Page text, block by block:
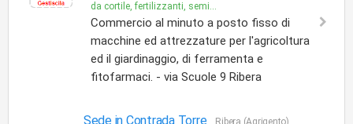
da cortile, fertilizzanti, semi...
Commercio al minuto a posto fisso di
macchine ed attrezzature per l'agricoltura
ed il giardinaggio, di ferramenta e
fitofarmaci. - via Scuole 9 Ribera
Sede in Contrada Torre Ribera (Agrigento)